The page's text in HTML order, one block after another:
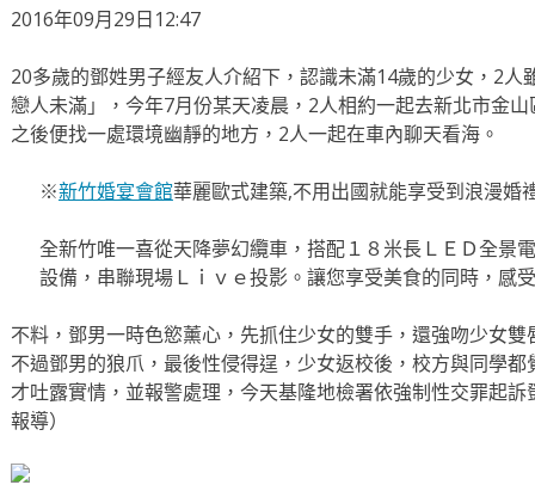
2016年09月29日12:47
20多歲的鄧姓男子經友人介紹下，認識未滿14歲的少女，2人
戀人未滿」，今年7月份某天凌晨，2人相約一起去新北市金
之後便找一處環境幽靜的地方，2人一起在車內聊天看海。
※新竹婚宴會館華麗歐式建築,不用出國就能享受到浪漫婚
全新竹唯一喜從天降夢幻纜車，搭配１８米長ＬＥＤ全景
設備，串聯現場Ｌｉｖｅ投影。讓您享受美食的同時，感
不料，鄧男一時色慾薰心，先抓住少女的雙手，還強吻少女
不過鄧男的狼爪，最後性侵得逞，少女返校後，校方與同學
才吐露實情，並報警處理，今天基隆地檢署依強制性交罪起
報導）